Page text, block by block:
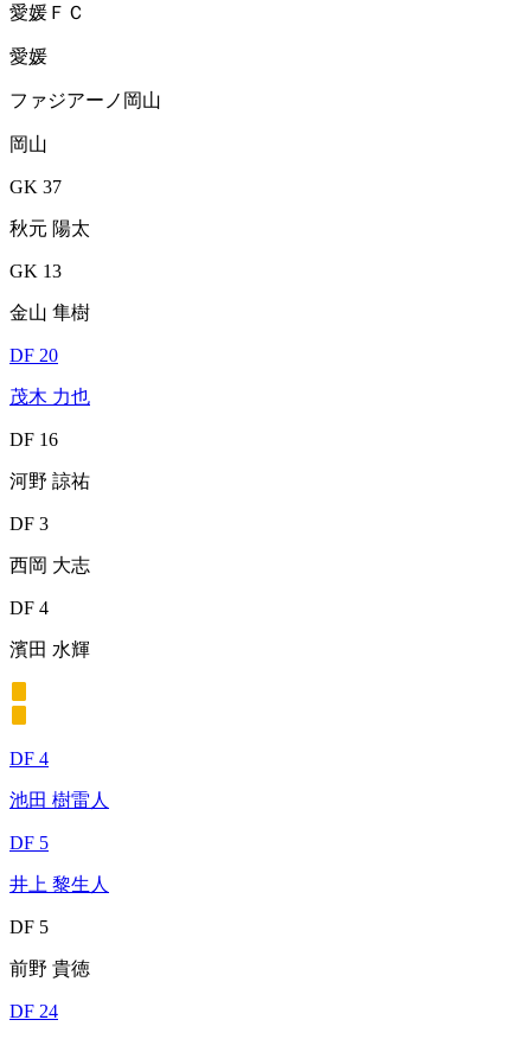
愛媛ＦＣ
愛媛
ファジアーノ岡山
岡山
GK 37
秋元 陽太
GK 13
金山 隼樹
DF 20
茂木 力也
DF 16
河野 諒祐
DF 3
西岡 大志
DF 4
濱田 水輝
DF 4
池田 樹雷人
DF 5
井上 黎生人
DF 5
前野 貴徳
DF 24